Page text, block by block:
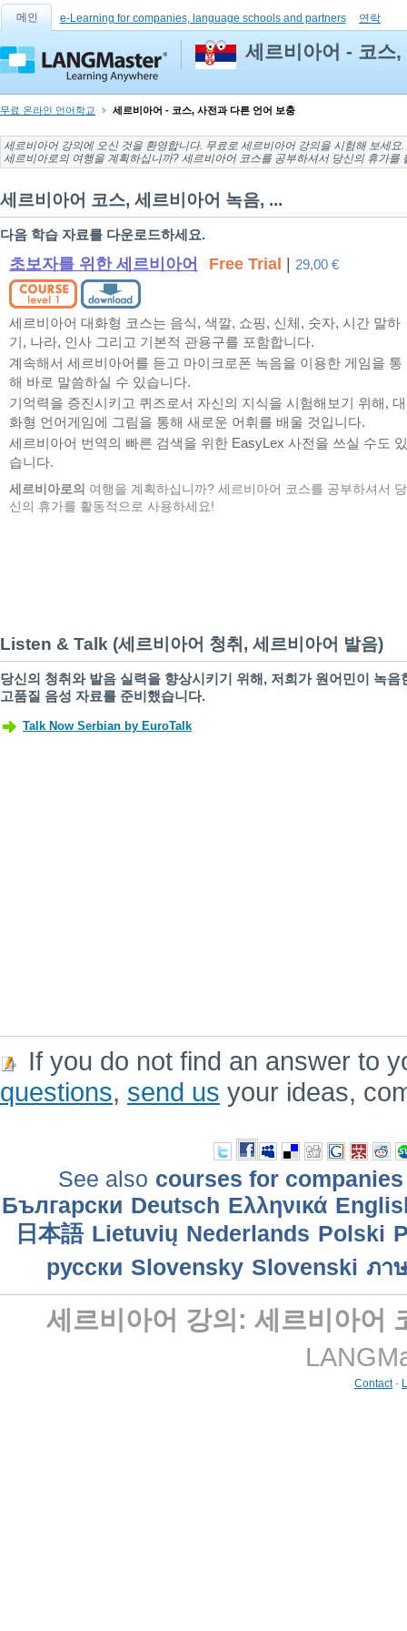
메인 e-Learning for companies, language schools and partners 연락
세르비아어 - 코스
무료 온라인 언어학교 세르비아어 - 코스, 사전과 다른 언어 보충
세르비아어 강의에 오신 것을 환영합니다. 무료로 세르비아어 강의을 시험해 보세요
세르비아로의여행을 계획하십니까? 세르비아어 코스를 공부하셔서 당신의 휴가를
세르비아어 코스, 세르비아어 녹음, ...
다음 학습 자료를 다운로드하세요.
초보자를 위한 세르비아어 Free Trial 29,00 €
세르비아어 대화형 코스는 음식, 색깔, 쇼핑, 신체, 숫자, 시간 말하
기, 나라, 인사 그리고 기본적 관용구를 포함합니다.
계속해서 세르비아어를 듣고 마이크로폰 녹음을 이용한 게임을 통
해 바로 말씀하실 수 있습니다.
기억력을 증진시키고 퀴즈로서 자신의 지식을 시험해보기 위해, 대
화형 언어게임에 그림을 통해 새로운 어휘를 배울 것입니다.
세르비아어 번역의 빠른 검색을 위한 EasyLex 사전을 쓰실 수도 있
습니다.
세르비아로의 여행을 계획하십니까? 세르비아어 코스를 공부하셔서 당
신의 휴가를 활동적으로 사용하세요!
Listen & Talk (세르비아어 청취, 세르비아어 발음)
당신의 청취와 발음 실력을 향상시키기 위해, 저희가 원어민이 녹음
고품질 음성 자료를 준비했습니다.
If you do not find an answer to
questions, send us your ideas,
See also courses for companies
Български Deutsch Ελληνικά
日本語 Lietuvių Nederlands Polski
русски Slovensky Slovenski ภา
세르비아어 강의: 세르비아어
Contact-